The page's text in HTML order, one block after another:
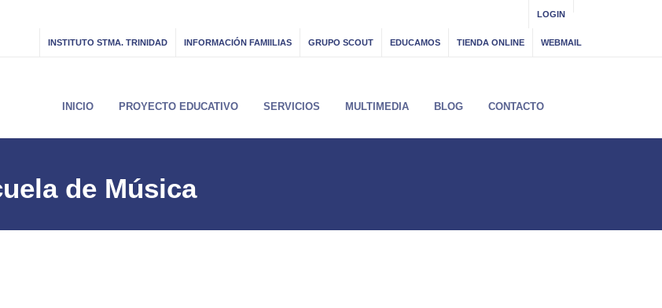
LOGIN
INSTITUTO STMA. TRINIDAD INFORMACIÓN FAMIILIAS GRUPO SCOUT EDUCAMOS TIENDA ONLINE WEBMAIL
INICIO PROYECTO EDUCATIVO SERVICIOS MULTIMEDIA BLOG CONTACTO
de Música